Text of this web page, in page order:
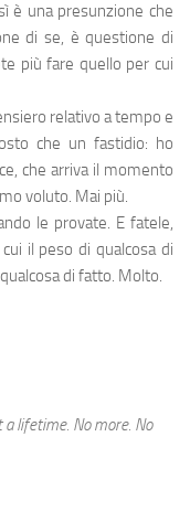
è una presunzione che
di se, è questione di
più fare quello per cui
relativo a tempo e
che un fastidio: ho
che arriva il momento
voluto. Mai più.
le provate. E fatele,
il peso di qualcosa di
di fatto. Molto.
a lifetime. No more. No